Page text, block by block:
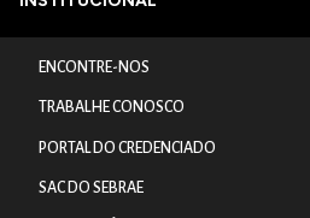
ENCONTRE-NOS
TRABALHE CONOSCO
PORTAL DO CREDENCIADO
SAC DO SEBRAE